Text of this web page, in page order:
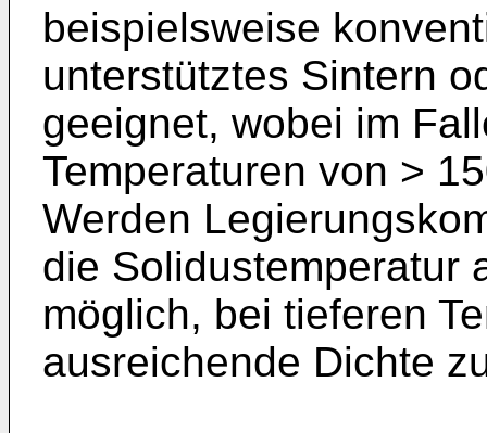
beispielsweise
unterstütztes Sintern
geeignet, wobei im
Temperaturen von >
Werden
die Solidustemperatur
möglich, bei tieferen
ausreichende Dichte